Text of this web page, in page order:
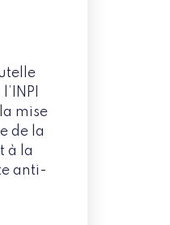
mise
de la
à la
anti-